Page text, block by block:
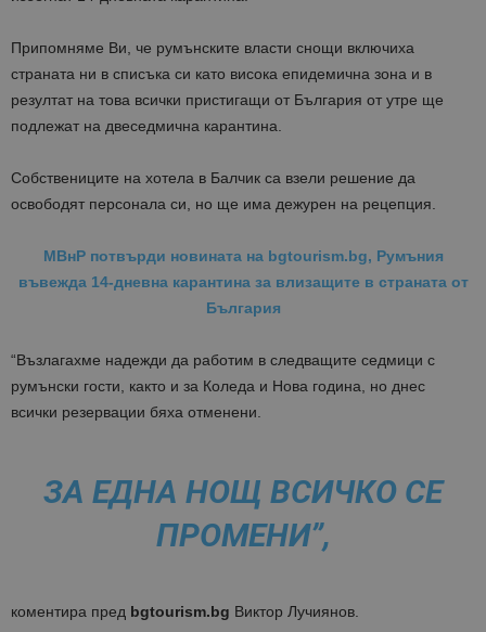
Припомняме Ви, че румънските власти снощи включиха
страната ни в списъка си като висока епидемична зона и в
резултат на това всички пристигащи от България от утре ще
подлежат на двеседмична карантина.
Собствениците на хотела в Балчик са взели решение да
освободят пeрсонала си, но ще има дежурен на рецепция.
МВнР потвърди новината на bgtourism.bg, Румъния
въвежда 14-дневна карантина за влизащите в страната от
България
“Възлагахме надежди да работим в следващите седмици с
румънски гости, както и за Коледа и Нова година, но днес
всички резервации бяха отменени.
ЗА ЕДНА НОЩ ВСИЧКО СЕ
ПРОМЕНИ”,
коментира пред bgtourism.bg Виктор Лучиянов.